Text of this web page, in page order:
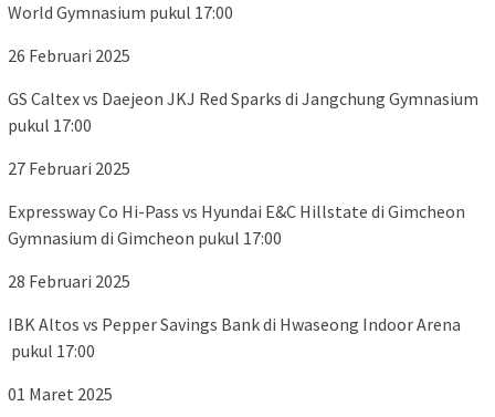
World Gymnasium pukul 17:00
26 Februari 2025
GS Caltex vs Daejeon JKJ Red Sparks di Jangchung Gymnasium
pukul 17:00
27 Februari 2025
Expressway Co Hi-Pass vs Hyundai E&C Hillstate di Gimcheon
Gymnasium di Gimcheon pukul 17:00
28 Februari 2025
IBK Altos vs Pepper Savings Bank di Hwaseong Indoor Arena
pukul 17:00
01 Maret 2025